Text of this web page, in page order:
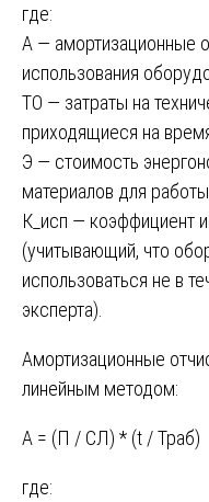
где:
А — амортизационные
использования
ТО — затраты на
приходящиеся на
Э — стоимость
материалов для
К_исп — коэффициент
(учитывающий, что
использоваться не в
эксперта).
Амортизационные
линейным методом:
А = (П / СЛ) * (t / Траб)
где: